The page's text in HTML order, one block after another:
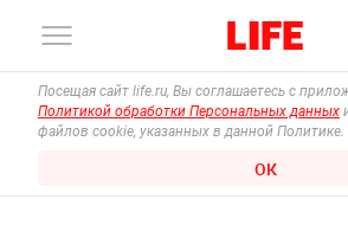
Посещая сайт life.ru, Вы соглашаетесь с
Политикой обработки Персональных данных
файлов cookie, указанных в данной Политике.
ОК